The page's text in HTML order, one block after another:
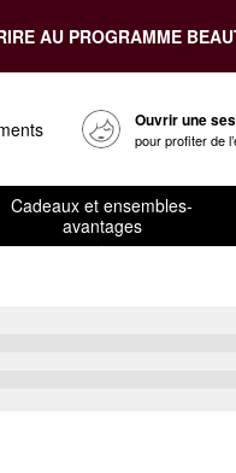
AU PROGRAMME
Ouvrir une
pour profiter de
Cadeaux et ensembles-
avantages